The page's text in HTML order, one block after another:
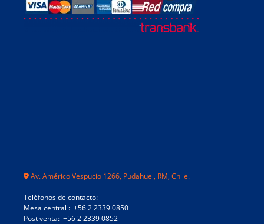
Av. Américo Vespucio 1266, Pudahuel, RM, Chile.
Teléfonos de contacto:
Mesa central : +56 2 2339 0850
Post venta: +56 2 2339 0852